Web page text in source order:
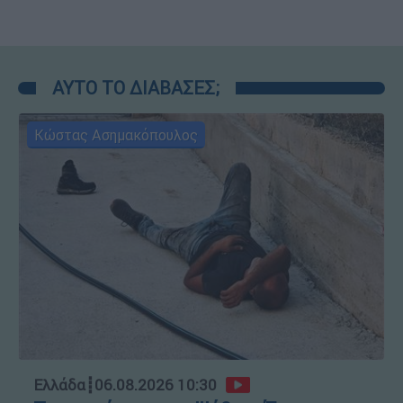
ΑΥΤΟ ΤΟ ΔΙΑΒΑΣΕΣ;
Κώστας Ασημακόπουλος
Ελλάδα┋06.08.2026 10:30